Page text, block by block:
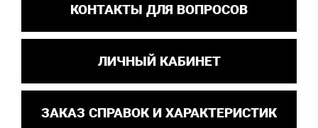
КОНТАКТЫ ДЛЯ ВОПРОСОВ
ЛИЧНЫЙ КАБИНЕТ
ЗАКАЗ СПРАВОК И ХАРАКТЕРИСТИК